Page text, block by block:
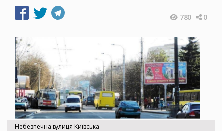
780 0
Небезпечна вулиця Київська